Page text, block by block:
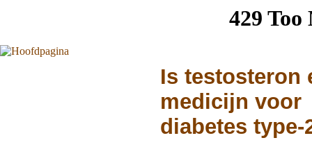
Is testosteron
medicijn voor
diabetes type-